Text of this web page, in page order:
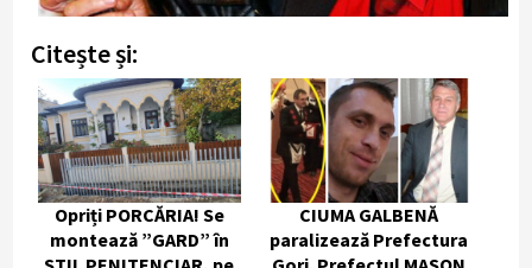
Citește și:
Opriți PORCĂRIA! Se
montează ”GARD” în
CIUMA GALBENĂ
paralizează Prefectura